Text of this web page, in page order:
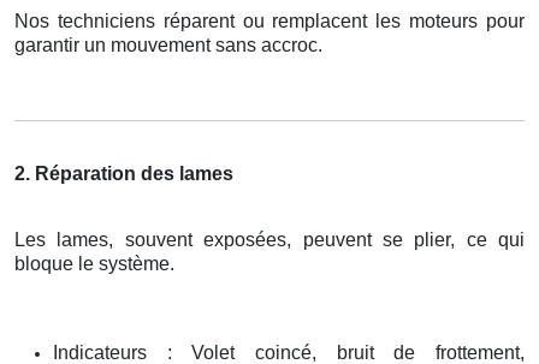
Nos techniciens réparent ou remplacent les moteurs pour
garantir un mouvement sans accroc.
2. Réparation des lames
Les lames, souvent exposées, peuvent se plier, ce qui
bloque le système.
Indicateurs : Volet coincé, bruit de frottement,